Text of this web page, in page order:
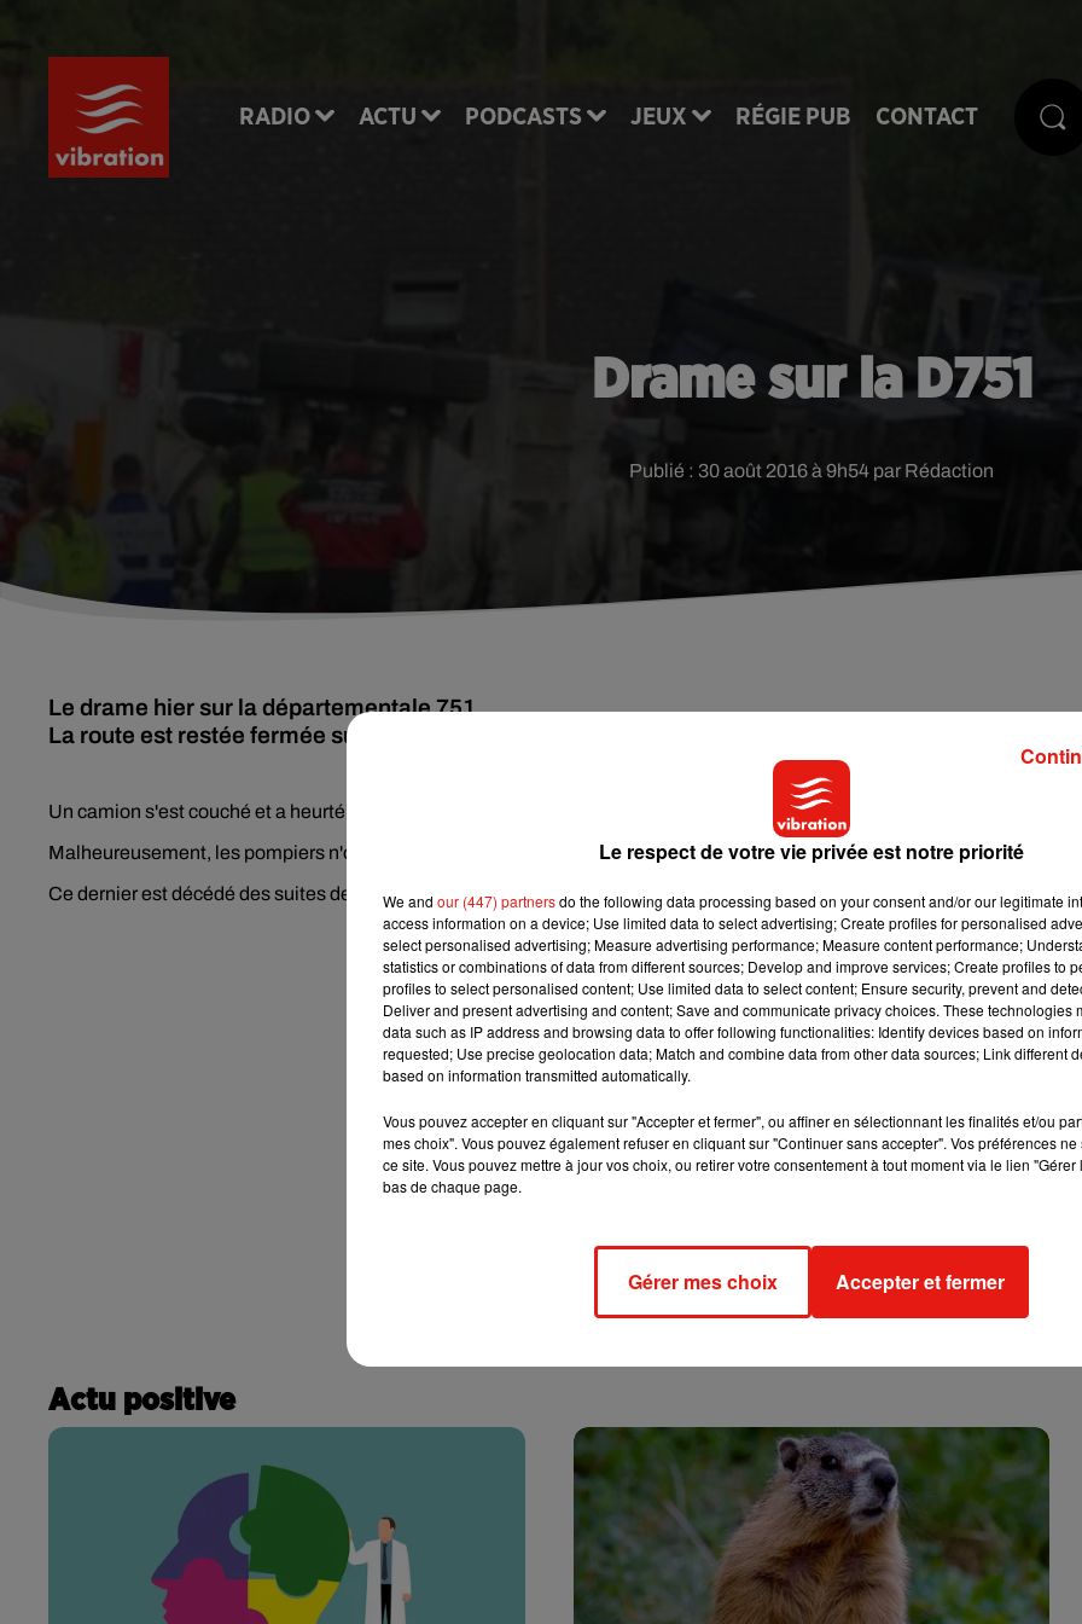
RADIO ACTU PODCASTS JEUX RÉGIE PUB CONTACT
Drame sur la D751
Publié : 30 août 2016 à 9h54 par Rédaction
Le drame hier sur la départementale 751.
La route est restée fermée suite à un grave accident survenu à Chalonnes.
Un camion s'est couché et a heurté une habitation, heureusement vide lors des faits.
Malheureusement, les pompiers n'ont pas réussi à désincarcérer le chauffeur à temps.
Ce dernier est décédé des suites de ses blessures.
Actu positive
Le respect de votre vie privée est notre priorité
We and our (447) partnersdo the following data processing based on your consent and/or our legitimate
access information on a device; Use limited data to select advertising; Create profiles for personalised
select personalised advertising; Measure advertising performance; Measure content performance;
statistics or combinations of data from different sources; Develop and improve services; Create profiles to
profiles to select personalised content; Use limited data to select content; Ensure security, prevent and
Deliver and present advertising and content; Save and communicate privacy choices. These technologies
data such as IP address and browsing data to offer following functionalities: Identify devices based on
requested; Use precise geolocation data; Match and combine data from other data sources; Link different
based on information transmitted automatically.
Vous pouvez accepter en cliquant sur "Accepter et fermer", ou affiner en sélectionnant les finalités et/ou
mes choix". Vous pouvez également refuser en cliquant sur "Continuer sans accepter". Vos préférences
ce site. Vous pouvez mettre à jour vos choix, ou retirer votre consentement à tout moment via le lien
bas de chaque page.
Gérer mes choix Accepter et fermer